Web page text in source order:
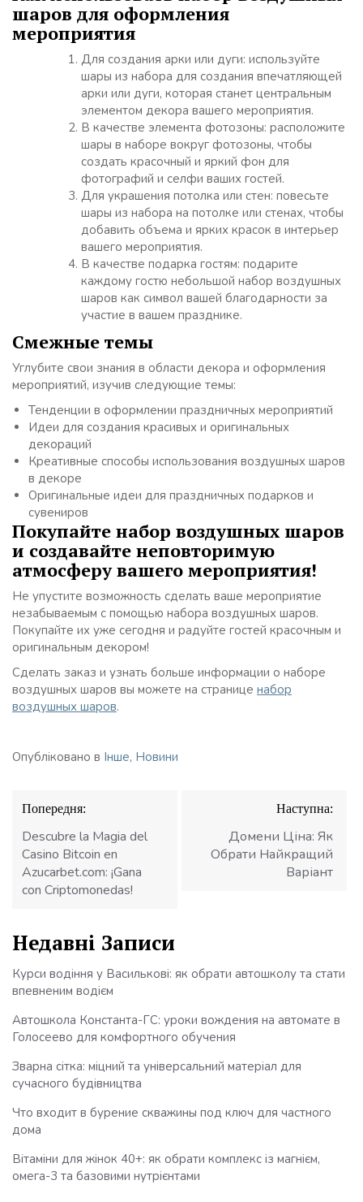
шаров для оформления
мероприятия
Для создания арки или дуги: используйте
шары из набора для создания впечатляющей
арки или дуги, которая станет центральным
элементом декора вашего мероприятия.
В качестве элемента фотозоны: расположите
шары в наборе вокруг фотозоны, чтобы
создать красочный и яркий фон для
фотографий и селфи ваших гостей.
Для украшения потолка или стен: повесьте
шары из набора на потолке или стенах, чтобы
добавить объема и ярких красок в интерьер
вашего мероприятия.
В качестве подарка гостям: подарите
каждому гостю небольшой набор воздушных
шаров как символ вашей благодарности за
участие в вашем празднике.
Смежные темы
Углубите свои знания в области декора и оформления
мероприятий, изучив следующие темы:
Тенденции в оформлении праздничных мероприятий
Идеи для создания красивых и оригинальных
декораций
Креативные способы использования воздушных шаров
в декоре
Оригинальные идеи для праздничных подарков и
сувениров
Покупайте набор воздушных шаров
и создавайте неповторимую
атмосферу вашего мероприятия!
Не упустите возможность сделать ваше мероприятие
незабываемым с помощью набора воздушных шаров.
Покупайте их уже сегодня и радуйте гостей красочным и
оригинальным декором!
Сделать заказ и узнать больше информации о наборе
воздушных шаров вы можете на странице набор
воздушных шаров.
Опубліковано в Інше, Новини
Навігація
записів
Попередня:
Descubre la Magia del
Casino Bitcoin en
Azucarbet.com: ¡Gana
con Criptomonedas!
Наступна:
Домени Ціна: Як
Обрати Найкращий
Варіант
Недавні Записи
Курси водіння у Василькові: як обрати автошколу та стати
впевненим водієм
Автошкола Константа-ГС: уроки вождения на автомате в
Голосеево для комфортного обучения
Зварна сітка: міцний та універсальний матеріал для
сучасного будівництва
Что входит в бурение скважины под ключ для частного
дома
Вітаміни для жінок 40+: як обрати комплекс із магнієм,
омега-3 та базовими нутрієнтами